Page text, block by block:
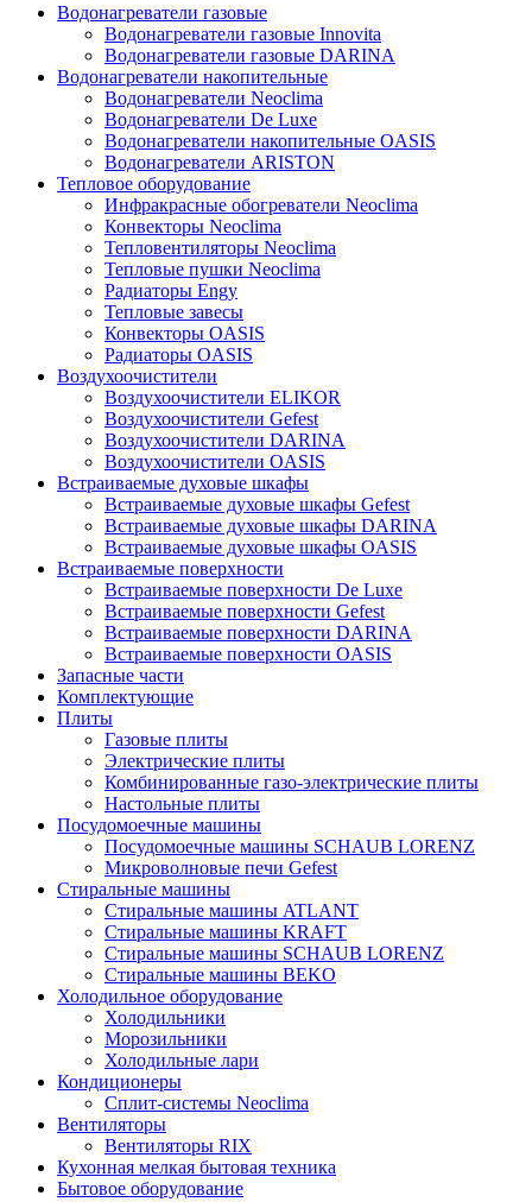
Водонагреватели газовые
Водонагреватели газовые Innovita
Водонагреватели газовые DARINA
Водонагреватели накопительные
Водонагреватели Neoclima
Водонагреватели De Luxe
Водонагреватели накопительные OASIS
Водонагреватели ARISTON
Тепловое оборудование
Инфракрасные обогреватели Neoclima
Конвекторы Neoclima
Тепловентиляторы Neoclima
Тепловые пушки Neoclima
Радиаторы Engy
Тепловые завесы
Конвекторы OASIS
Радиаторы OASIS
Воздухоочистители
Воздухоочистители ELIKOR
Воздухоочистители Gefest
Воздухоочистители DARINA
Воздухоочистители OASIS
Встраиваемые духовые шкафы
Встраиваемые духовые шкафы Gefest
Встраиваемые духовые шкафы DARINA
Встраиваемые духовые шкафы OASIS
Встраиваемые поверхности
Встраиваемые поверхности De Luxe
Встраиваемые поверхности Gefest
Встраиваемые поверхности DARINA
Встраиваемые поверхности OASIS
Запасные части
Комплектующие
Плиты
Газовые плиты
Электрические плиты
Комбинированные газо-электрические плиты
Настольные плиты
Посудомоечные машины
Посудомоечные машины SCHAUB LORENZ
Микроволновые печи Gefest
Стиральные машины
Стиральные машины ATLANT
Стиральные машины KRAFT
Стиральные машины SCHAUB LORENZ
Стиральные машины BEKO
Холодильное оборудование
Холодильники
Морозильники
Холодильные лари
Кондиционеры
Сплит-системы Neoclima
Вентиляторы
Вентиляторы RIX
Кухонная мелкая бытовая техника
Бытовое оборудование